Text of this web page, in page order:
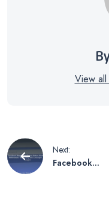
View
Next:
Facebook